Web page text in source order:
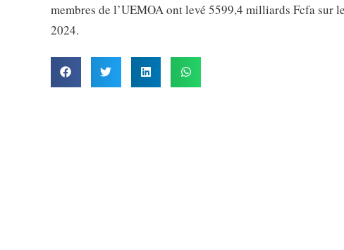
membres de l’UEMOA ont levé 5599,4 milliards Fcfa sur
2024.